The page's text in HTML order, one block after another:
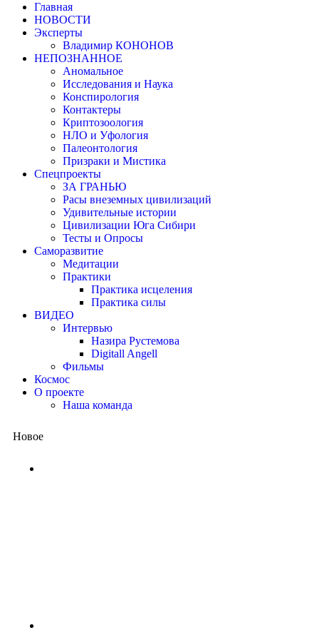
Главная
НОВОСТИ
Эксперты
Владимир КОНОНОВ
НЕПОЗНАННОЕ
Аномальное
Исследования и Наука
Конспирология
Контактеры
Криптозоология
НЛО и Уфология
Палеонтология
Призраки и Мистика
Спецпроекты
ЗА ГРАНЬЮ
Расы внеземных цивилизаций
Удивительные истории
Цивилизации Юга Сибири
Тесты и Опросы
Саморазвитие
Медитации
Практики
Практика исцеления
Практика силы
ВИДЕО
Интервью
Назира Рустемова
Digitall Angell
Фильмы
Космос
О проекте
Наша команда
Новое